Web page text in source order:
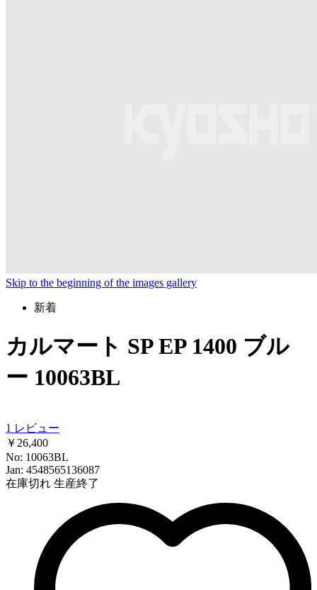
Skip to the beginning of the images gallery
新着
カルマート SP EP 1400 ブル
ー 10063BL
1 レビュー
￥26,400
No: 10063BL
Jan: 4548565136087
在庫切れ 生産終了